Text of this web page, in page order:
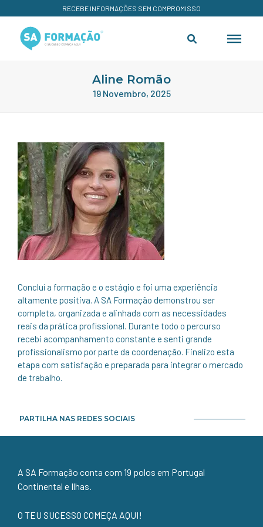
RECEBE INFORMAÇÕES SEM COMPROMISSO
Aline Romão
19 Novembro, 2025
Concluí a formação e o estágio e foi uma experiência
altamente positiva. A SA Formação demonstrou ser
completa, organizada e alinhada com as necessidades
reais da prática profissional. Durante todo o percurso
recebi acompanhamento constante e senti grande
profissionalismo por parte da coordenação. Finalizo esta
etapa com satisfação e preparada para integrar o mercado
de trabalho.
PARTILHA NAS REDES SOCIAIS
A SA Formação conta com 19 polos em Portugal
Continental e Ilhas.
O TEU SUCESSO COMEÇA AQUI!